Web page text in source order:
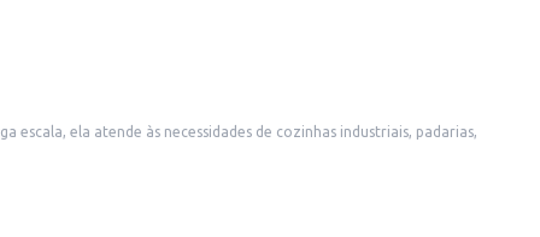
ela atende às necessidades de cozinhas industriais, padarias,